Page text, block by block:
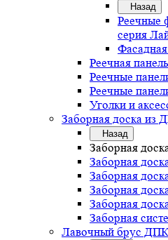
Назад
Реечные
серия
Реечная
Реечные
Реечные
Уголки и
Заборная доска из
Назад
Заборная
Заборная
Заборная
Заборная
Заборная
Заборная
Лавочный брус ДПК